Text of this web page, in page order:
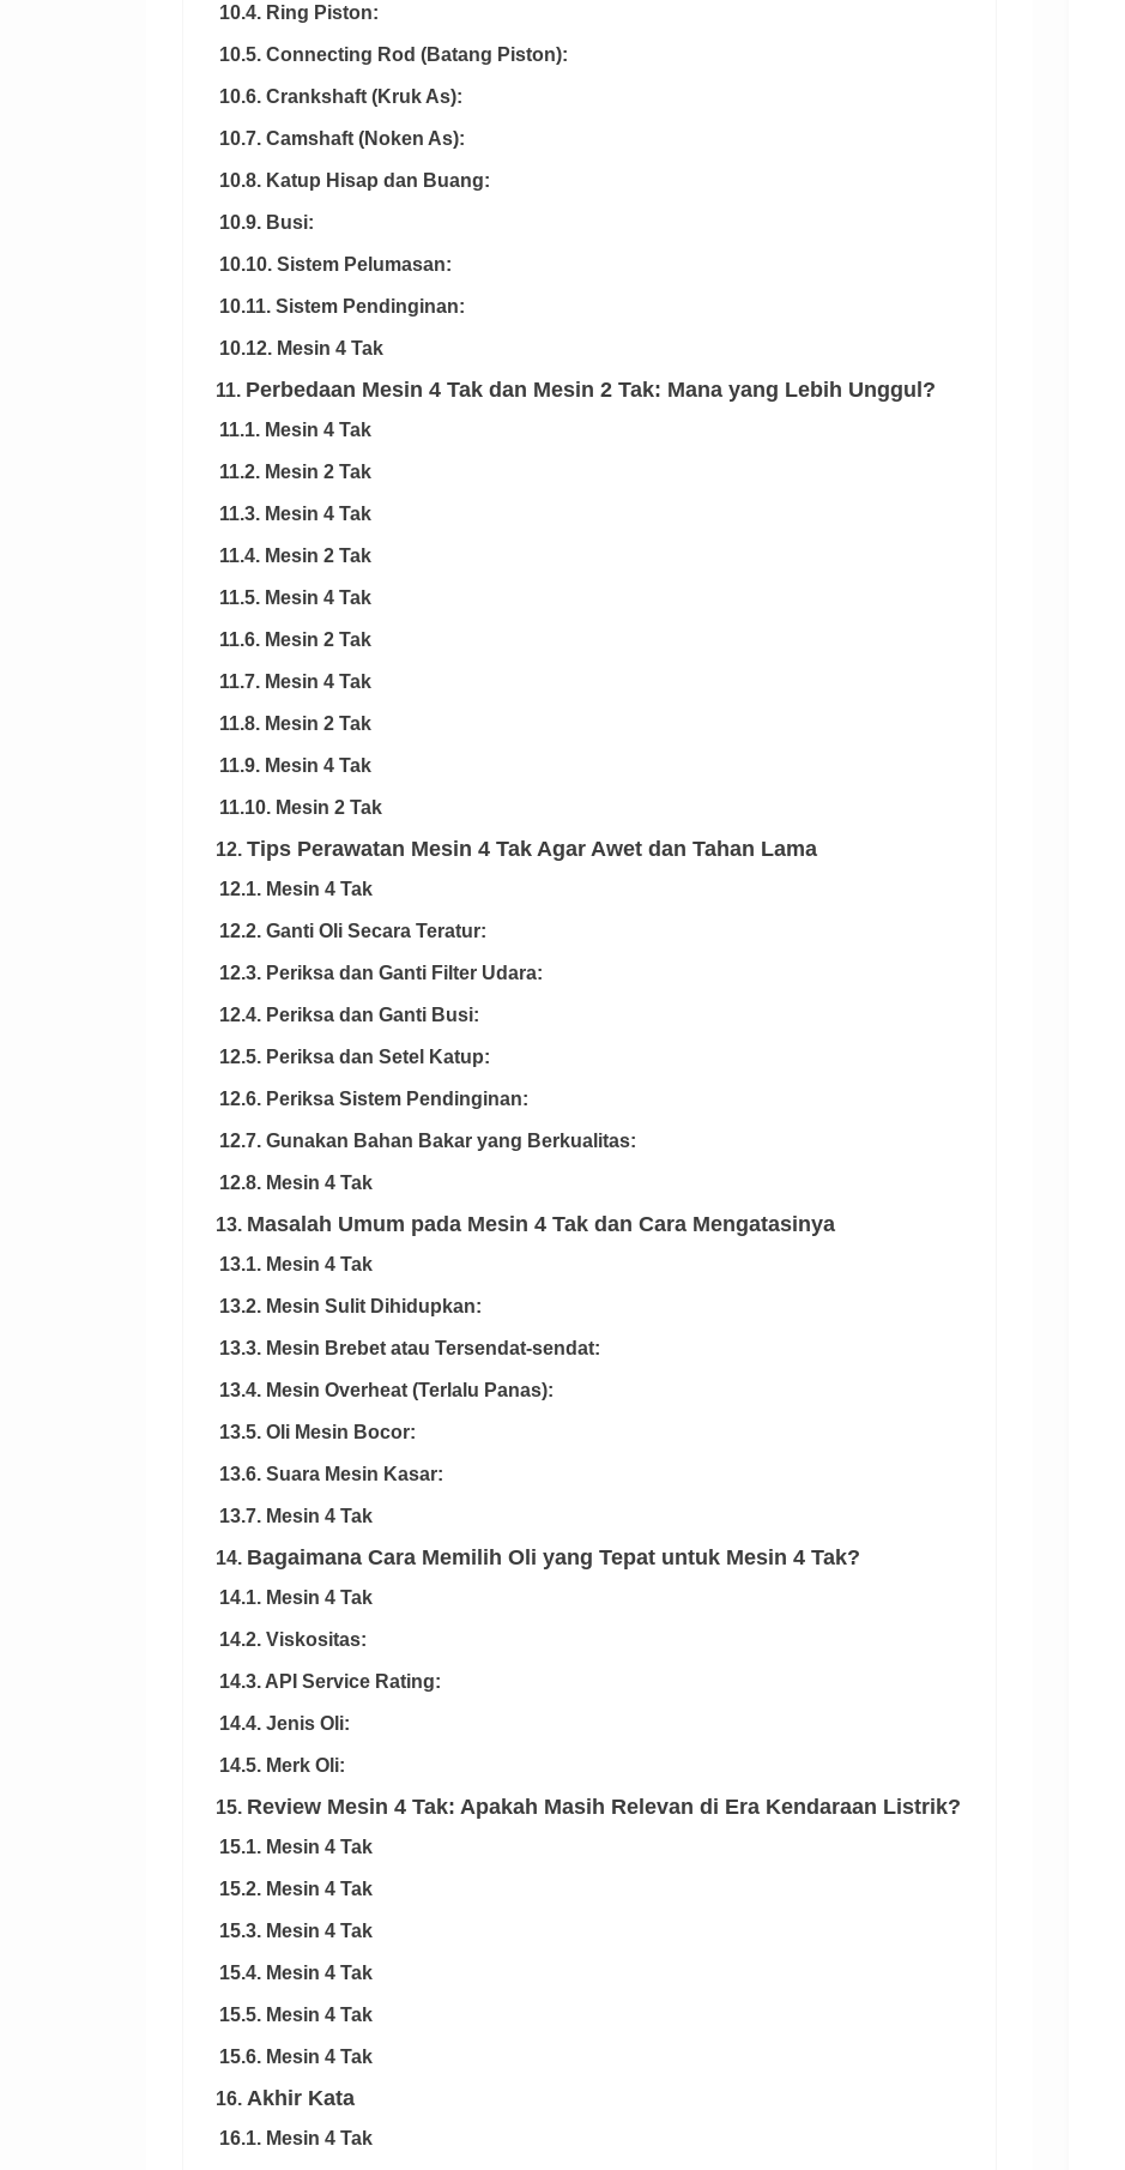
10.4. Ring Piston:
10.5. Connecting Rod (Batang Piston):
10.6. Crankshaft (Kruk As):
10.7. Camshaft (Noken As):
10.8. Katup Hisap dan Buang:
10.9. Busi:
10.10. Sistem Pelumasan:
10.11. Sistem Pendinginan:
10.12. Mesin 4 Tak
11. Perbedaan Mesin 4 Tak dan Mesin 2 Tak: Mana yang Lebih Unggul?
11.1. Mesin 4 Tak
11.2. Mesin 2 Tak
11.3. Mesin 4 Tak
11.4. Mesin 2 Tak
11.5. Mesin 4 Tak
11.6. Mesin 2 Tak
11.7. Mesin 4 Tak
11.8. Mesin 2 Tak
11.9. Mesin 4 Tak
11.10. Mesin 2 Tak
12. Tips Perawatan Mesin 4 Tak Agar Awet dan Tahan Lama
12.1. Mesin 4 Tak
12.2. Ganti Oli Secara Teratur:
12.3. Periksa dan Ganti Filter Udara:
12.4. Periksa dan Ganti Busi:
12.5. Periksa dan Setel Katup:
12.6. Periksa Sistem Pendinginan:
12.7. Gunakan Bahan Bakar yang Berkualitas:
12.8. Mesin 4 Tak
13. Masalah Umum pada Mesin 4 Tak dan Cara Mengatasinya
13.1. Mesin 4 Tak
13.2. Mesin Sulit Dihidupkan:
13.3. Mesin Brebet atau Tersendat-sendat:
13.4. Mesin Overheat (Terlalu Panas):
13.5. Oli Mesin Bocor:
13.6. Suara Mesin Kasar:
13.7. Mesin 4 Tak
14. Bagaimana Cara Memilih Oli yang Tepat untuk Mesin 4 Tak?
14.1. Mesin 4 Tak
14.2. Viskositas:
14.3. API Service Rating:
14.4. Jenis Oli:
14.5. Merk Oli:
15. Review Mesin 4 Tak: Apakah Masih Relevan di Era Kendaraan Listrik?
15.1. Mesin 4 Tak
15.2. Mesin 4 Tak
15.3. Mesin 4 Tak
15.4. Mesin 4 Tak
15.5. Mesin 4 Tak
15.6. Mesin 4 Tak
16. Akhir Kata
16.1. Mesin 4 Tak